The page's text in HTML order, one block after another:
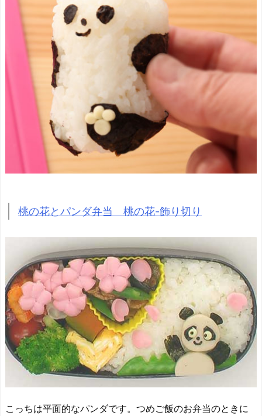
桃の花とパンダ弁当 桃の花-飾り切り
こっちは平面的なパンダです。つめご飯のお弁当のときに